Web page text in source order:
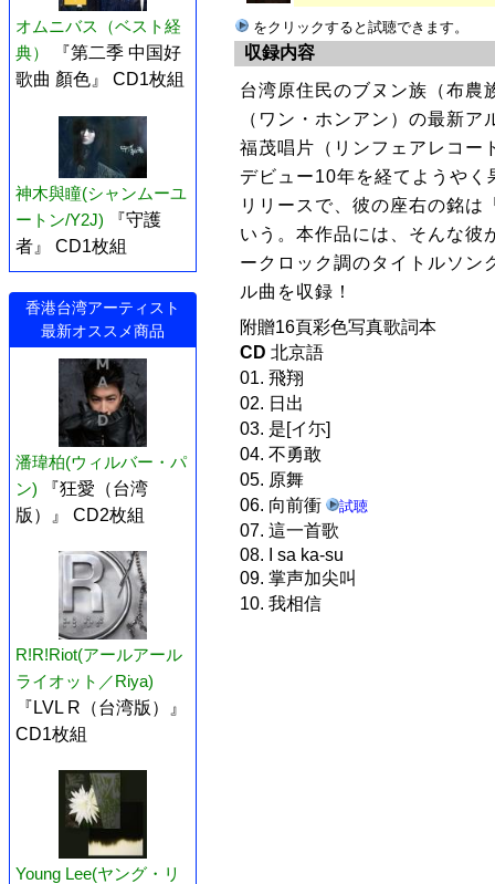
オムニバス（ベスト経
典）
『第二季 中国好
歌曲 顏色』 CD1枚組
神木與瞳(シャンムーユ
ートン/Y2J)
『守護
者』 CD1枚組
香港台湾アーティスト
最新オススメ商品
潘瑋柏(ウィルバー・パ
ン)
『狂愛（台湾
版）』 CD2枚組
R!R!Riot(アールアール
ライオット／Riya)
『LVL R（台湾版）』
CD1枚組
Young Lee(ヤング・リ
をクリックすると試聴できます。
収録内容
台湾原住民のブヌン族（布農
（ワン・ホンアン）の最新
福茂唱片（リンフェアレコー
デビュー10年を経てようや
リリースで、彼の座右の銘は
いう。本作品には、そんな彼
ークロック調のタイトルソン
ル曲を収録！
附贈16頁彩色写真歌詞本
CD 北京語
01. 飛翔
02. 日出
03. 是[イ尓]
04. 不勇敢
05. 原舞
06. 向前衝
試聴
07. 這一首歌
08. I sa ka-su
09. 掌声加尖叫
10. 我相信